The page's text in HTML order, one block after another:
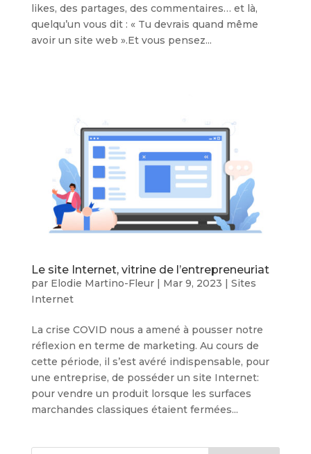
likes, des partages, des commentaires… et là,
quelqu’un vous dit : « Tu devrais quand même
avoir un site web ».Et vous pensez...
Le site Internet, vitrine de l’entrepreneuriat
par Elodie Martino-Fleur| Mar 9, 2023 | Sites
Internet
La crise COVID nous a amené à pousser notre
réflexion en terme de marketing. Au cours de
cette période, il s’est avéré indispensable, pour
une entreprise, de posséder un site Internet:
pour vendre un produit lorsque les surfaces
marchandes classiques étaient fermées...